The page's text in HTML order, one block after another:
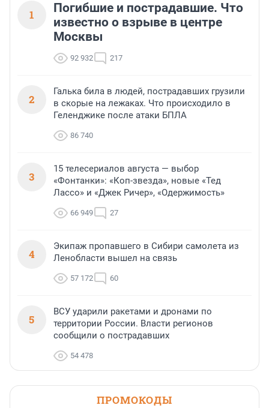
1
Погибшие и пострадавшие. Что
известно о взрыве в центре
Москвы
92 932 217
2
Галька била в людей, пострадавших грузили
в скорые на лежаках. Что происходило в
Геленджике после атаки БПЛА
86 740
3
15 телесериалов августа — выбор
«Фонтанки»: «Коп-звезда», новые «Тед
Лассо» и «Джек Ричер», «Одержимость»
66 949 27
4
Экипаж пропавшего в Сибири самолета из
Ленобласти вышел на связь
57 172 60
5
ВСУ ударили ракетами и дронами по
территории России. Власти регионов
сообщили о пострадавших
54 478
ПРОМОКОДЫ